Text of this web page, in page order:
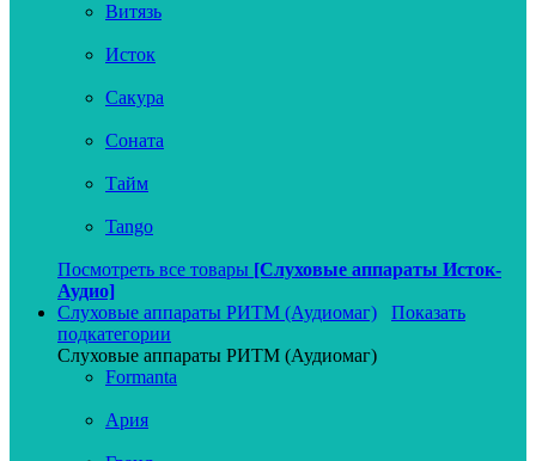
Витязь
Исток
Сакура
Соната
Тайм
Tango
Посмотреть все товары [Слуховые аппараты Исток-
Аудио]
Слуховые аппараты РИТМ (Аудиомаг)
Показать
подкатегории
Слуховые аппараты РИТМ (Аудиомаг)
Formanta
Ария